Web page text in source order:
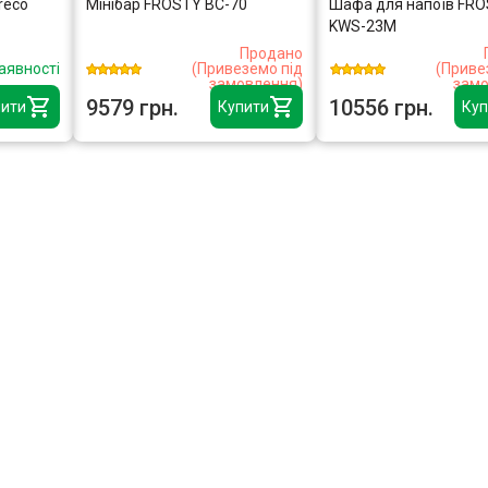
Купити
Мінібар FROSTY BC-70
Продано
(Привеземо під
замовлення)
9579 грн.
Шафа для напоїв
KWS-23M
10556 грн.